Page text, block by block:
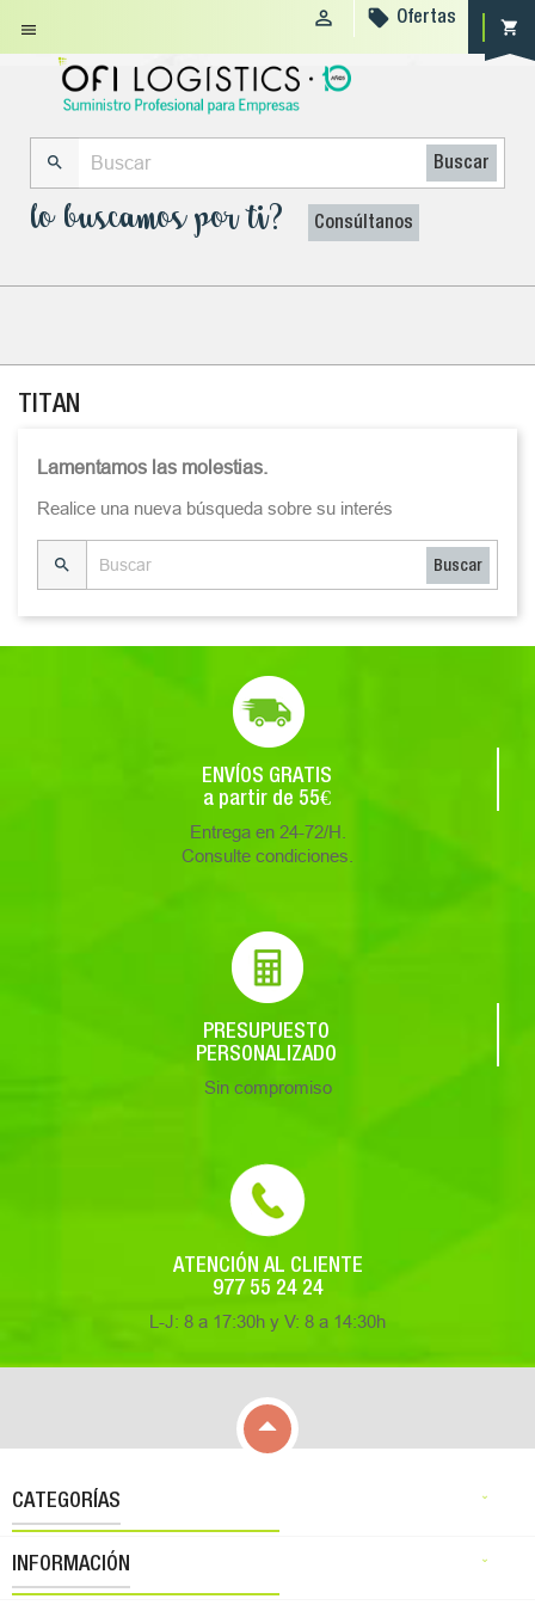
 shopping_cart
  Ofertas
 Buscar
lo buscamos por ti? Consúltanos
TITAN
Lamentamos las molestias.
Realice una nueva búsqueda sobre su interés
 Buscar
ENVÍOS GRATIS
a partir de 55€
Entrega en 24-72/H.
Consulte condiciones.
PRESUPUESTO
PERSONALIZADO
Sin compromiso
ATENCIÓN AL CLIENTE
977 55 24 24
L-J: 8 a 17:30h y V: 8 a 14:30h

CATEGORÍAS 
INFORMACIÓN 